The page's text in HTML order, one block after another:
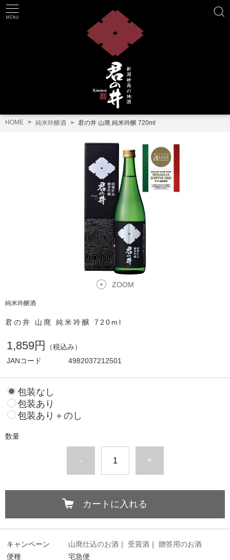
HOME 純米吟醸酒 君の井 山廃 純米吟醸 720ml
ZOOM
純米吟醸酒
君の井 山廃 純米吟醸 720ml
1,859円
（税込み）
JANコード
4982037212501
包装なし
包装あり
包装あり＋のし
数量
- +
カートに入れる
キャンペーン 山廃仕込のお酒 ｜ 受賞酒 ｜ 贈答用のお酒
便種
宅急便